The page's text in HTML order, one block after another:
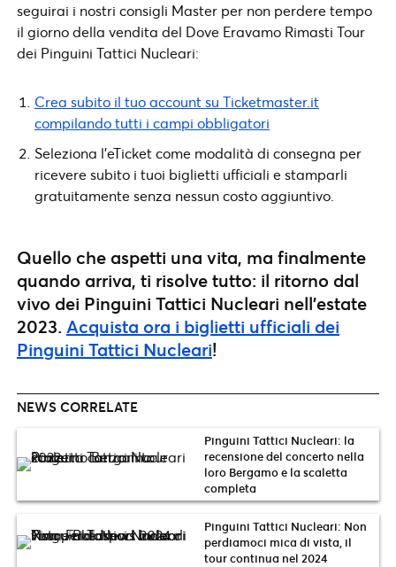
seguirai i nostri consigli Master per non perdere tempo
il giorno della vendita del Dove Eravamo Rimasti Tour
dei Pinguini Tattici Nucleari:
Crea subito il tuo account su Ticketmaster.it
compilando tutti i campi obbligatori
Seleziona l’eTicket come modalità di consegna per
ricevere subito i tuoi biglietti ufficiali e stamparli
gratuitamente senza nessun costo aggiuntivo.
Quello che aspetti una vita, ma finalmente
quando arriva, ti risolve tutto: il ritorno dal
vivo dei Pinguini Tattici Nucleari nell’estate
2023. Acquista ora i biglietti ufficiali dei
Pinguini Tattici Nucleari!
NEWS CORRELATE
Pinguini Tattici Nucleari: la
recensione del concerto nella
loro Bergamo e la scaletta
completa
Pinguini Tattici Nucleari: Non
perdiamoci mica di vista, il
tour continua nel 2024